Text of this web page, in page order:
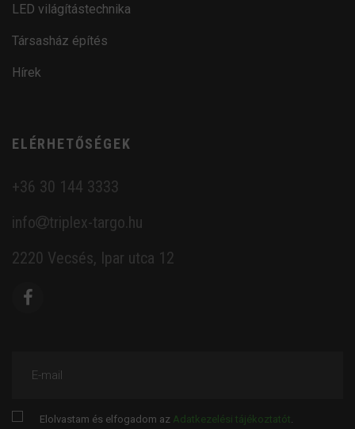
LED világítástechnika
Társasház építés
Hírek
ELÉRHETŐSÉGEK
+36 30 144 3333
info
triplex-targo.hu
2220 Vecsés, Ipar utca 12
E-mail
Elolvastam és elfogadom az Adatkezelési tájékoztatót